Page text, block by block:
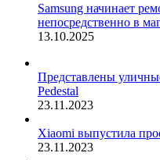
Samsung начинает
непосредственно в
13.10.2025
Представлены
Pedestal
23.11.2023
Xiaomi выпустила
23.11.2023